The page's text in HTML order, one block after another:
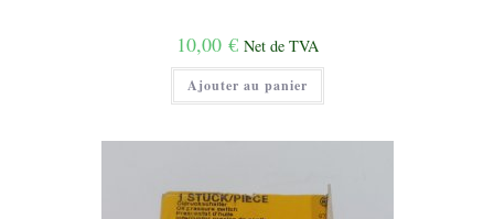
10,00 € Net de TVA
Ajouter au panier